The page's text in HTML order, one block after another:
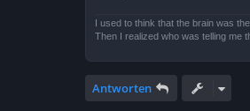
I used to think that the brain was
Then I realized who was telling me
Antworten